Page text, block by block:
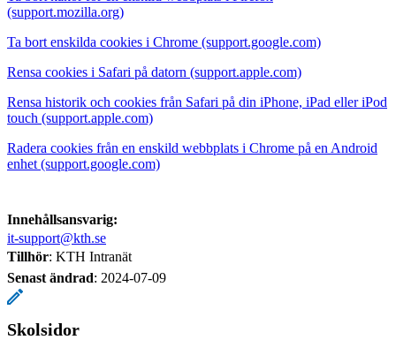
(support.mozilla.org)
Ta bort enskilda cookies i Chrome (support.google.com)
Rensa cookies i Safari på datorn (support.apple.com)
Rensa historik och cookies från Safari på din iPhone, iPad eller iPod
touch (support.apple.com)
Radera cookies från en enskild webbplats i Chrome på en Android
enhet (support.google.com)
Innehållsansvarig:
it-support@kth.se
Tillhör: KTH Intranät
Senast ändrad: 2024-07-09
Skolsidor